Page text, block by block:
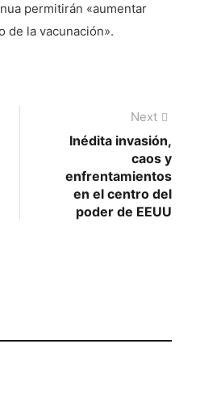
permitirán «aumentar
de la vacunación».
Next
Inédita invasión,
caos y
enfrentamientos
en el centro del
poder de EEUU